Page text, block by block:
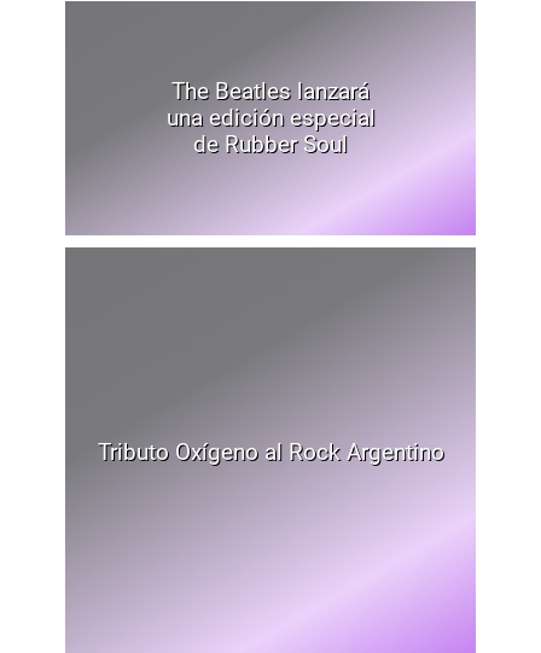
The Beatles lanzará
una edición especial
de Rubber Soul
Tributo Oxígeno al Rock Argentino